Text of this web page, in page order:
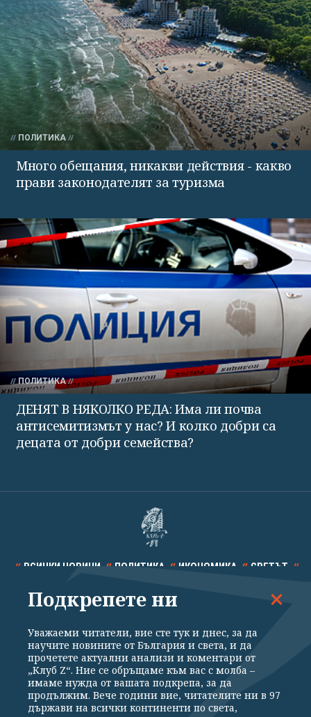
ПОЛИТИКА
Много обещания, никакви действия - какво
прави законодателят за туризма
ПОЛИТИКА
ДЕНЯТ В НЯКОЛКО РЕДА: Има ли почва
антисемитизмът у нас? И колко добри са
децата от добри семейства?
ВСИЧКИ НОВИНИ ПОЛИТИКА ИКОНОМИКА СВЕТЪТ
СПОРТ КУЛТУРА ТЕХНОЛОГИИ КАЛЕЙДОСКОП
Общи условия
Политика за поверителност
Подкрепете ни
Уважаеми читатели, вие сте тук и днес, за да
научите новините от България и света, и да
прочетете актуални анализи и коментари от
„Клуб Z“. Ние се обръщаме към вас с молба –
имаме нужда от вашата подкрепа, за да
продължим. Вече години вие, читателите ни в 97
държави на всички континенти по света,